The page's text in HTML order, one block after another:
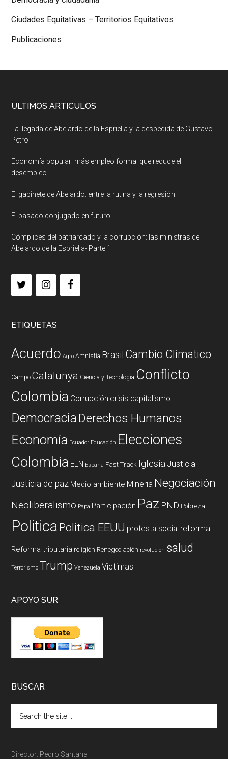
Ciudades Equitativas – Territorios Equitativos
Publicaciones
ULTIMOS ARTICULOS
La llegada de Abelardo de la Espriella y la despedida de Gustavo
Petro
Economía popular: más empleo formal que reduce el
desempleo
El gabinete de Abelardo: entre la rutina y la regresión
El pasado conjugado en futuro
Cómplices del patriarcado y la corrupción: las ministras de
Abelardo de la Espriella- Parte 1
ETIQUETAS
Acuerdo Agro Amnistia Brasil Cambio Climatico
Campo Catalunya Ciencia y Tecnología Conflicto
Colombia Corrupción crisis capitalismo
DemocraciaDerechos Humanos
Economía Ecuador Educación Elecciones
Colombia ELN España Fast Track Iglesia Justicia
Justicia de paz Medio ambiente Mineria Negociación
Neoliberalismo Papa Participación Paz PND Pobreza
PoliticaPolitica EEUU protesta social reforma
Reforma tributaria religión Renegociación revolucion salud
Terrorismo Trump Venezuela Victimas
APOYO SUR
BUSCAR
Director: Pedro Santana